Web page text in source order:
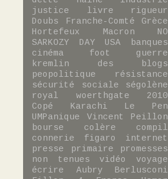
justice
livre
rigueur
Doubs
Franche-Comté
Grèce
Hortefeux
Macron
NO
SARKOZY DAY
USA
banques
cinéma
foot
guerre
kremlin des blogs
peopolitique
résistance
sécurité sociale
ségolène
royal
woerthgate
2010
Copé
Karachi
Le Pen
UMPanique
Vincent Peillon
bourse
colère
compil
connerie
figaro
internet
presse
primaire
promesses
non tenues
vidéo
voyage
écrire
Aubry
Berlusconi